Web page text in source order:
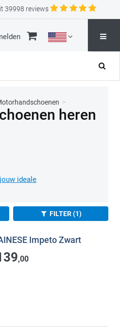
39998 reviews
>
heren
ideale
FILTER (1)
Impeto Zwart
,00